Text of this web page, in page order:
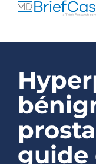
guide